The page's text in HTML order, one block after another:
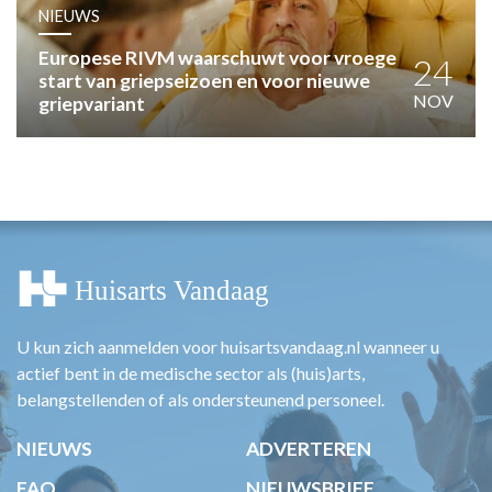
PRAKTIJKZAKEN
TARIEVEN
VPHUISARTSEN
MEDISCHE VAKHANDEL
NIEUWS
Europese RIVM waarschuwt voor vroege
start van griepseizoen en voor nieuwe
griepvariant
24
NOV
U kun zich aanmelden voor huisartsvandaag.nl wanneer u
actief bent in de medische sector als (huis)arts,
belangstellenden of als ondersteunend personeel.
NIEUWS
ADVERTEREN